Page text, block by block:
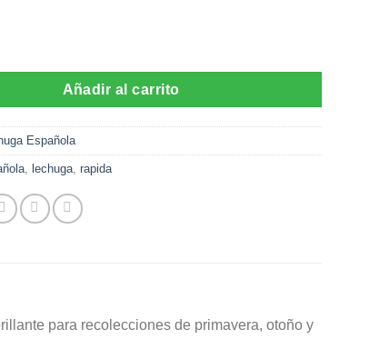
Española Basilio RZ (5000sem) cantidad
Añadir al carrito
Española
lechuga rapida
para recolecciones de primavera, otoño y